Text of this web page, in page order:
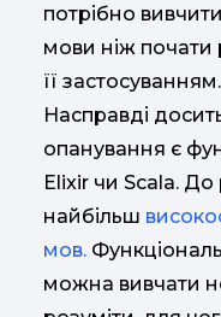
потрібно
мови ніж почати
її застосуванням.
Насправді
опанування є
Elixir чи Scala. До
найбільш
мов.
можна вивчати